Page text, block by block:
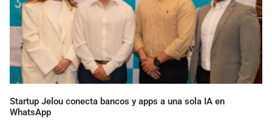
Startup Jelou conecta bancos y apps a una sola IA en
WhatsApp